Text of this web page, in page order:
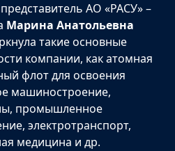
АО «РАСУ» –
Марина Анатольевна
такие основные
компании, как атомная
флот для освоения
машиностроение,
промышленное
электротранспорт,
медицина и др.